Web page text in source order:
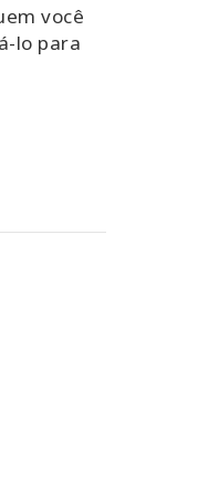
você
lo para